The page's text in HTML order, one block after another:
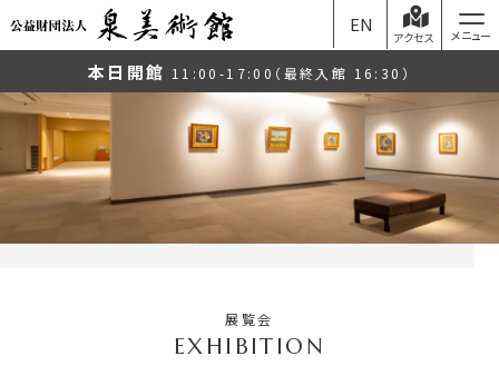
EN
本日開館 11:00-17:00（最終入館 16:30）
アクセス
展覧会